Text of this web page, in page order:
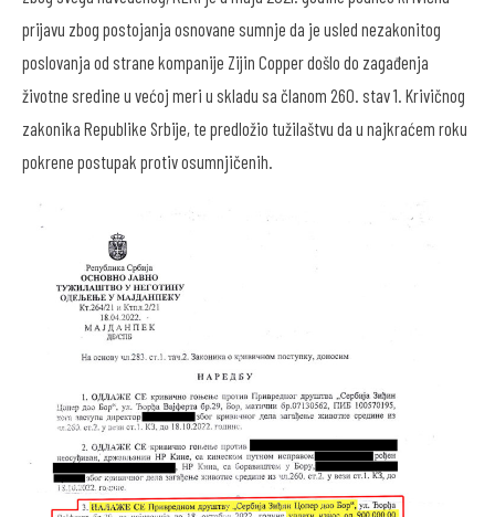
prijavu zbog postojanja osnovane sumnje da je usled nezakonitog
poslovanja od strane kompanije Zijin Copper došlo do zagađenja
životne sredine u većoj meri u skladu sa članom 260. stav 1. Krivičnog
zakonika Republike Srbije, te predložio tužilaštvu da u najkraćem roku
pokrene postupak protiv osumnjičenih.